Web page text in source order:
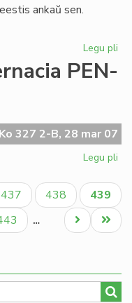
ankaŭ sen.
Legu pli
PEN-
327 2-B, 28 mar 07
Legu pli
Paĝo
437 Paĝo
438
Aktuala
paĝo
439
…
Last
page
Next
page